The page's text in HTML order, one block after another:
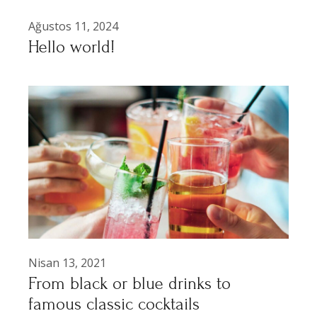
Ağustos 11, 2024
Hello world!
Nisan 13, 2021
From black or blue drinks to
famous classic cocktails